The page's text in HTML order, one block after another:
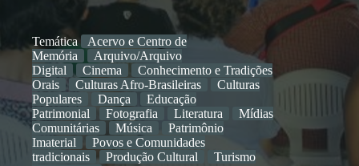
Temática
Acervo e Centro de
Memória
Arquivo/Arquivo
Digital
Cinema
Conhecimento e Tradições
Orais
Culturas Afro-Brasileiras
Culturas
Populares
Dança
Educação
Patrimonial
Fotografia Literatura
Mídias
Comunitárias
Música
Patrimônio
Imaterial
Povos e Comunidades
tradicionais
Produção Cultural
Turismo